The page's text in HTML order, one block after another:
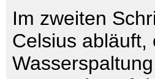
Im zweiten
Celsius abläuft,